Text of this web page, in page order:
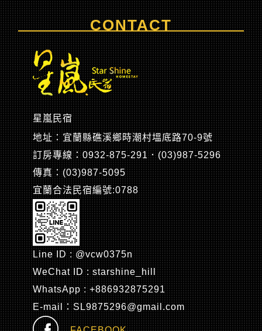
CONTACT
星嵐民宿
地址：宜蘭縣礁溪鄉時潮村塭底路70-9號
訂房專線：0932-875-291．(03)987-5296
傳真：(03)987-5095
宜蘭合法民宿編號:0788
Line ID : @vcw0375n
WeChat ID : starshine_hill
WhatsApp : +886932875291
E-mail：SL9875296@gmail.com